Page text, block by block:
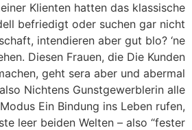
Klienten hatten das klassische
befriedigt oder suchen gar nicht
intendieren aber gut blo? ‘ne
Diesen Frauen, die Die Kunden
geht sera aber und abermal
Nichtens Gunstgewerblerin alle
Modus Ein Bindung ins Leben rufen,
leer beiden Welten – also “fester